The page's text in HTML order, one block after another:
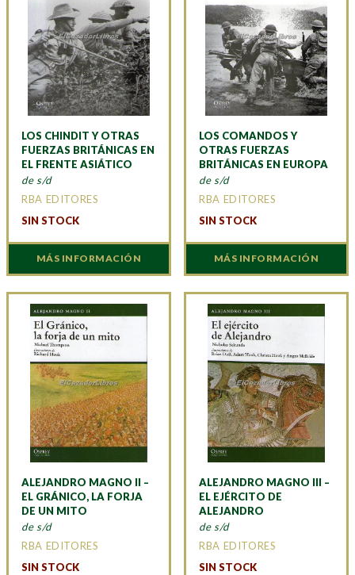
LOS CHINDIT Y OTRAS
FUERZAS BRITÁNICAS EN
EL FRENTE ASIÁTICO
de s/d
RBA EDITORES
SIN STOCK
MÁS INFORMACIÓN
LOS COMANDOS Y
OTRAS FUERZAS
BRITÁNICAS EN EUROPA
de s/d
RBA EDITORES
SIN STOCK
MÁS INFORMACIÓN
ALEJANDRO MAGNO II –
EL GRÁNICO, LA FORJA
DE UN MITO
de s/d
RBA EDITORES
SIN STOCK
ALEJANDRO MAGNO III –
EL EJÉRCITO DE
ALEJANDRO
de s/d
RBA EDITORES
SIN STOCK